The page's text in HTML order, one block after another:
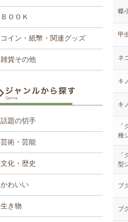
蝶
甲
ネ
キ
キ
種
型
ブ
ブ
ＢＯＯＫ
コイン・紙幣・関連グッズ
雑貨その他
話題の切手
芸術・芸能
文化・歴史
かわいい
生き物